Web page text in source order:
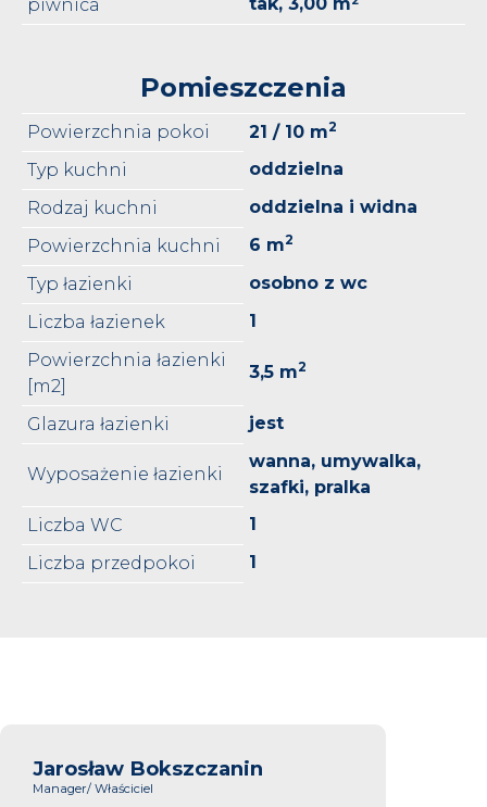
piwnica
Pomieszczenia
Powierzchnia pokoi 21 / 10 m2
Typ kuchni
oddzielna
Rodzaj kuchni
oddzielna i widna
Powierzchnia kuchni
6 m2
Typ łazienki
osobno z wc
Liczba łazienek
1
Powierzchnia łazienki
[m2]
3,5 m2
Glazura łazienki jest
Wyposażenie łazienki
wanna, umywalka,
szafki, pralka
Liczba WC
1
Liczba przedpokoi
1
Jarosław Bokszczanin
Manager/ Właściciel